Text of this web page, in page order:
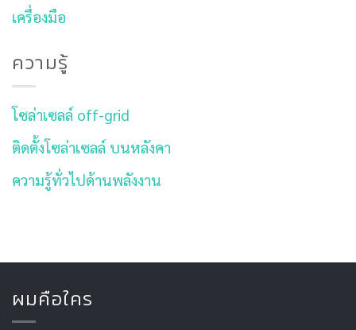
เครื่องมือ
ความรู้
โซล่าเซลล์ off-grid
ติดตั้งโซล่าเซลล์ บนหลังคา
ความรู้ทั่วไปด้านพลังงาน
ผมคือใคร